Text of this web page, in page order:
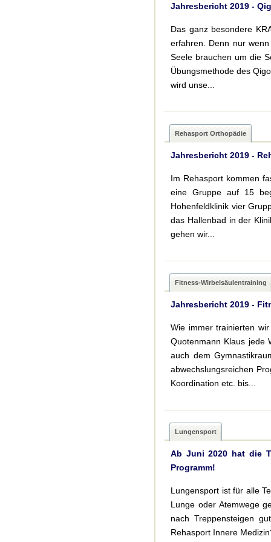
Jahresbericht 2019 -
Das ganz besondere
erfahren. Denn nur
Seele brauchen um die
Übungsmethode des
wird unse...
Rehasport Orthopädie
Jahresbericht 2019 -
Im Rehasport kommen
eine Gruppe auf 15
Hohenfeldklinik vier
das Hallenbad in der
gehen wir...
Fitness-Wirbelsäulentraining
Jahresbericht 2019 -
Wie immer trainierten
Quotenmann Klaus jede
auch dem
abwechslungsreichen
Koordination etc. bis...
Lungensport
Ab Juni 2020 hat die
Programm!
Lungensport ist für alle
Lunge oder Atemwege
nach Treppensteigen
Rehasport Innere